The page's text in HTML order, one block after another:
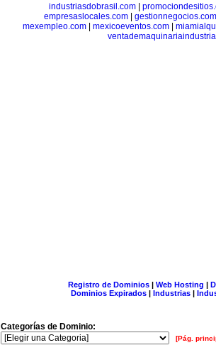
industriasdobrasil.com|
empresaslocales.com| gestionnegocios.com
mexempleo.com| mexicoeventos.com|
Registro de Dominios| Web Hosting |
Dominios Expirados | Industrias |
Categorías de Dominio:
[Pág.